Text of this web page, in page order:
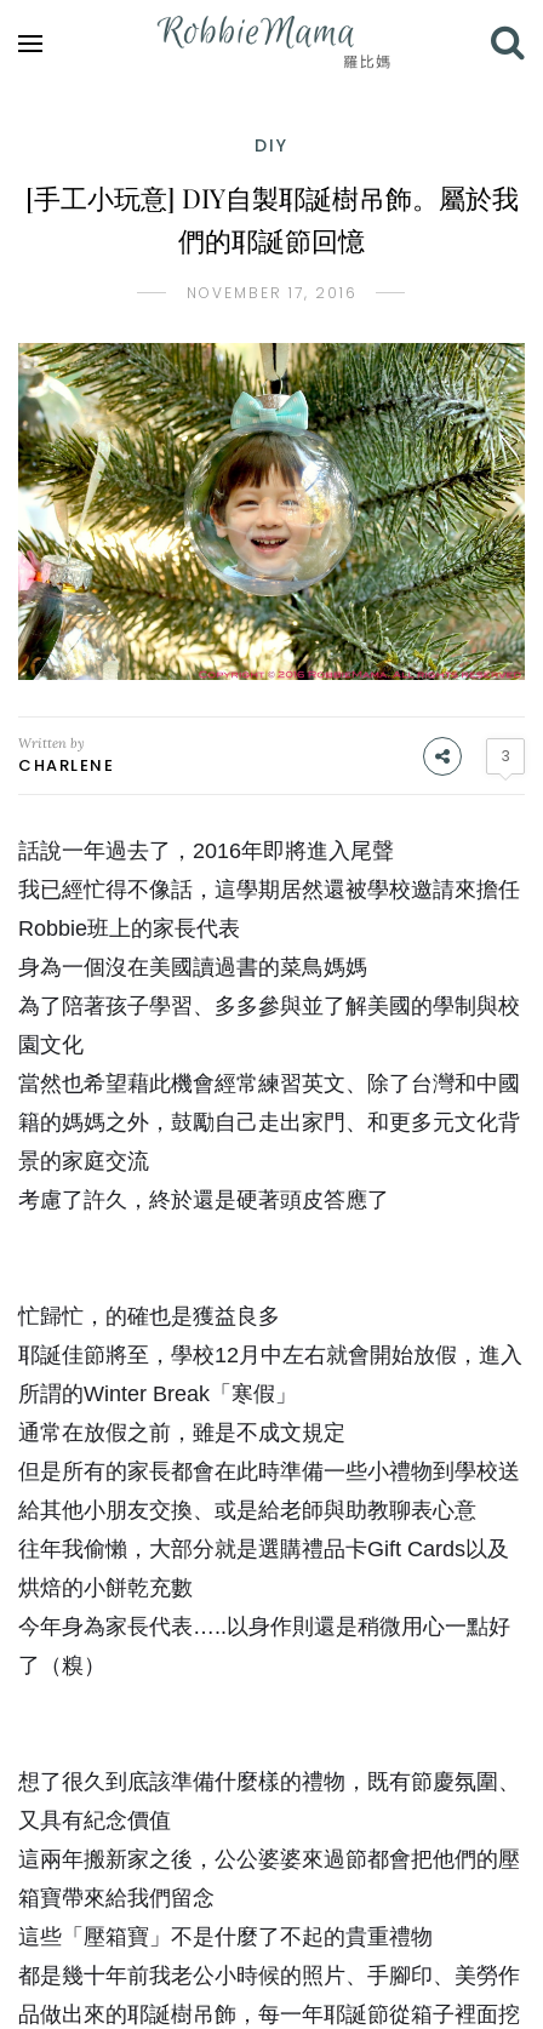
DIY
[手工小玩意] DIY自製耶誕樹吊飾。屬於我
們的耶誕節回憶
NOVEMBER 17, 2016
Written by
CHARLENE 3
話說一年過去了，2016年即將進入尾聲
我已經忙得不像話，這學期居然還被學校邀請來擔任
Robbie班上的家長代表
身為一個沒在美國讀過書的菜鳥媽媽
為了陪著孩子學習、多多參與並了解美國的學制與校
園文化
當然也希望藉此機會經常練習英文、除了台灣和中國
籍的媽媽之外，鼓勵自己走出家門、和更多元文化背
景的家庭交流
考慮了許久，終於還是硬著頭皮答應了
忙歸忙，的確也是獲益良多
耶誕佳節將至，學校12月中左右就會開始放假，進入
所謂的Winter Break「寒假」
通常在放假之前，雖是不成文規定
但是所有的家長都會在此時準備一些小禮物到學校送
給其他小朋友交換、或是給老師與助教聊表心意
往年我偷懶，大部分就是選購禮品卡Gift Cards以及
烘焙的小餅乾充數
今年身為家長代表…..以身作則還是稍微用心一點好
了（糗）
想了很久到底該準備什麼樣的禮物，既有節慶氛圍、
又具有紀念價值
這兩年搬新家之後，公公婆婆來過節都會把他們的壓
箱寶帶來給我們留念
這些「壓箱寶」不是什麼了不起的貴重禮物
都是幾十年前我老公小時候的照片、手腳印、美勞作
品做出來的耶誕樹吊飾，每一年耶誕節從箱子裡面挖